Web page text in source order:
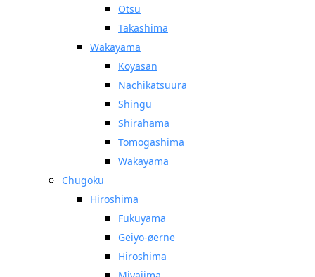
Otsu
Takashima
Wakayama
Koyasan
Nachikatsuura
Shingu
Shirahama
Tomogashima
Wakayama
Chugoku
Hiroshima
Fukuyama
Geiyo-øerne
Hiroshima